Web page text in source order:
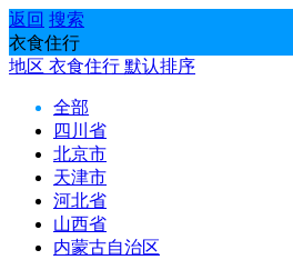
返回 搜索
衣食住行
地区 衣食住行 默认排序
全部
四川省
北京市
天津市
河北省
山西省
内蒙古自治区